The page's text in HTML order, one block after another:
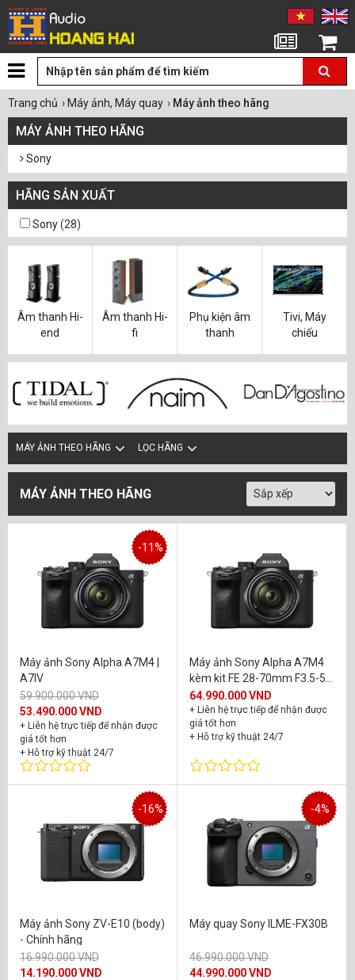
Giỏ hàng
Trang chủ › Máy ảnh, Máy quay › Máy ảnh theo hãng
MÁY ẢNH THEO HÃNG
Sony
HÃNG SẢN XUẤT
Sony(28)
Âm thanh Hi-
end
Âm thanh Hi-
fi
Phụ kiện âm
thanh
Tivi, Máy
chiếu
MÁY ẢNH THEO HÃNG LỌC HÃNG
MÁY ẢNH THEO HÃNG
-11%
Máy ảnh Sony Alpha A7M4 |
A7IV
59.900.000 VND
53.490.000 VND
+ Liên hệ trực tiếp để nhận được
giá tốt hơn
+ Hỗ trợ kỹ thuật 24/7
+ Bảo hành chính hãng 24 tháng
Máy ảnh Sony Alpha A7M4
kèm kit FE 28-70mm F3.5-5.6
OSS | A7M4K
64.990.000 VND
+ Liên hệ trực tiếp để nhận được
giá tốt hơn
+ Hỗ trợ kỹ thuật 24/7
-16%
Máy ảnh Sony ZV-E10 (body)
- Chính hãng
16.990.000 VND
14.190.000 VND
-4%
Máy quay Sony ILME-FX30B
46.990.000 VND
44.990.000 VND